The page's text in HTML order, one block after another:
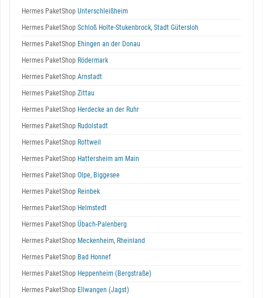
Hermes PaketShop Unterschleißheim
Hermes PaketShop Schloß Holte-Stukenbrock, Stadt Gütersloh
Hermes PaketShop Ehingen an der Donau
Hermes PaketShop Rödermark
Hermes PaketShop Arnstadt
Hermes PaketShop Zittau
Hermes PaketShop Herdecke an der Ruhr
Hermes PaketShop Rudolstadt
Hermes PaketShop Rottweil
Hermes PaketShop Hattersheim am Main
Hermes PaketShop Olpe, Biggesee
Hermes PaketShop Reinbek
Hermes PaketShop Helmstedt
Hermes PaketShop Übach-Palenberg
Hermes PaketShop Meckenheim, Rheinland
Hermes PaketShop Bad Honnef
Hermes PaketShop Heppenheim (Bergstraße)
Hermes PaketShop Ellwangen (Jagst)